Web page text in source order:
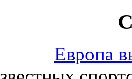
Европа